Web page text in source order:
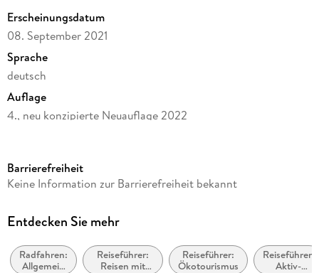
Erscheinungsdatum
08. September 2021
Sprache
deutsch
Auflage
4., neu konzipierte Neuauflage 2022
Reihe
Herausgegeben von
Verlag/Hersteller
Barrierefreiheit
Keine Information zur Barrierefreiheit bekannt
Entdecken Sie mehr
Radfahren:
Allgemein
Reiseführer:
Reisen mit
Reiseführer:
Ökotourismus
Reiseführer:
Aktiv-